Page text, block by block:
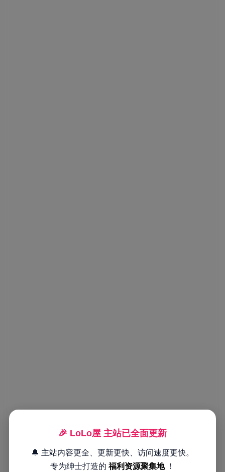
🎉 LoLo屋 主站已全面更新
🔔 主站内容更全、更新更快、访问速度更快。
专为绅士打造的福利资源聚集地 ！